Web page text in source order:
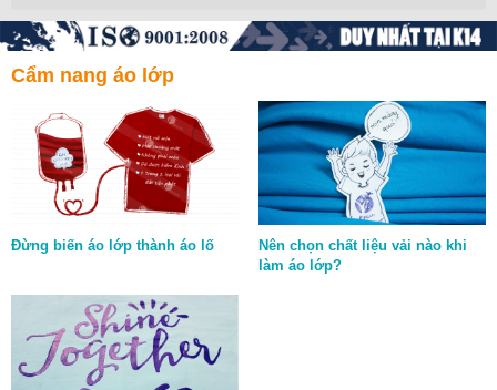
Cẩm nang áo lớp
Đừng biến áo lớp thành áo lố
Nên chọn chất liệu vải nào khi
làm áo lớp?